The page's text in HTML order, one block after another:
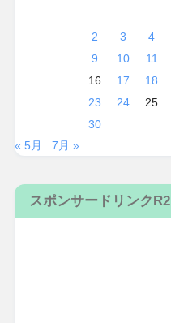
2
3 4
9
10 11
16
17 18
23
24 25
30
« 5月
7月 »
スポンサードリンクR2